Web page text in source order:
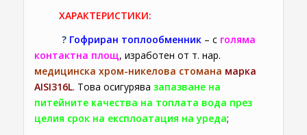
ХАРАКТЕРИСТИКИ:
? Гофриран топлообменник– с голяма
контактна площ, изработен от т. нар.
медицинска хром-никелова стомана марка
АISI316L. Това осигурява запазване на
питейните качества на топлата вода през
целия срок на експлоатация на уреда;